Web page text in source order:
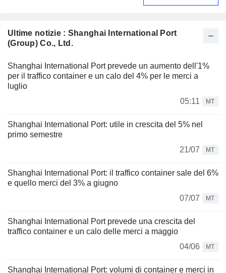
Ultime notizie : Shanghai International Port
(Group) Co., Ltd.
Shanghai International Port prevede un aumento dell'1%
per il traffico container e un calo del 4% per le merci a
luglio
05:11
MT
Shanghai International Port: utile in crescita del 5% nel
primo semestre
21/07
MT
Shanghai International Port: il traffico container sale del 6%
e quello merci del 3% a giugno
07/07
MT
Shanghai International Port prevede una crescita del
traffico container e un calo delle merci a maggio
04/06
MT
Shanghai International Port: volumi di container e merci in